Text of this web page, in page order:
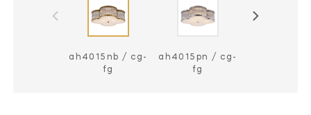
ah4015nb / cg-
fg
ah4015pn / cg-
fg